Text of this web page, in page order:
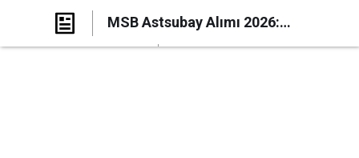
MSB Astsubay Alımı 2026: